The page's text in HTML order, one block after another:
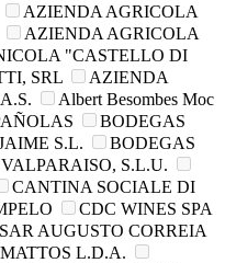
AZIENDA AGRICOLA
AZIENDA AGRIСOLA
"CASTELLO DI
SRL
AZIENDA
Albert Besombes Moc
BODEGAS
S.L.
BODEGAS
S.L.U.
CANTINA SOCIALE DI
CDC WINES SPA
AUGUSTO CORREIA
L.D.A.